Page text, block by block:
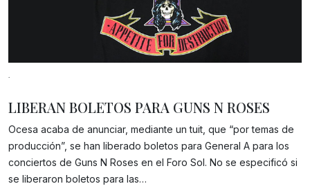
.
Gracias!
LIBERAN BOLETOS PARA GUNS N ROSES
Ocesa acaba de anunciar, mediante un tuit, que “por temas de
producción”, se han liberado boletos para General A para los
conciertos de Guns N Roses en el Foro Sol. No se especificó si
se liberaron boletos para las…